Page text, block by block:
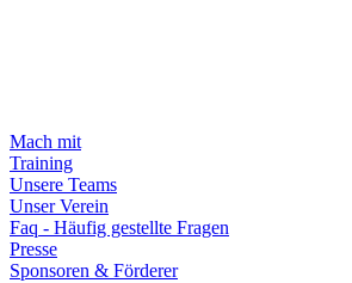
Mach mit
Training
Unsere Teams
Unser Verein
Faq - Häufig gestellte Fragen
Presse
Sponsoren & Förderer